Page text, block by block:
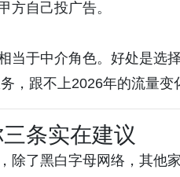
方自己投广告。
当于中介角色。好处是选
，跟不上2026年的流量变
条实在建议
除了黑白字母网络，其他